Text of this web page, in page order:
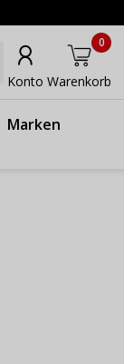
Konto Warenkorb
0
Marken